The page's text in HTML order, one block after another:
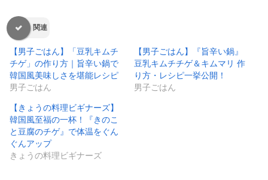
関連
【男子ごはん】「豆乳キムチ
チゲ」の作り方｜旨辛い鍋で
韓国風美味しさを堪能レシピ
男子ごはん
【男子ごはん】『旨辛い鍋』
豆乳キムチチゲ＆キムマリ 作
り方・レシピ一挙公開！
男子ごはん
【きょうの料理ビギナーズ】
韓国風至福の一杯！『きのこ
と豆腐のチゲ』で体温をぐん
ぐんアップ
きょうの料理ビギナーズ